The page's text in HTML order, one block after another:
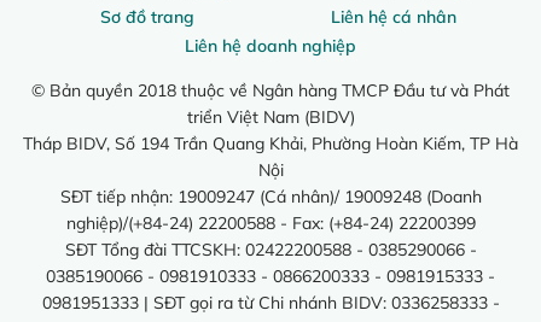
Sơ đồ trang
Liên hệ cá nhân
Liên hệ doanh nghiệp
© Bản quyền 2018 thuộc về Ngân hàng TMCP Đầu tư và Phát
triển Việt Nam (BIDV)
Tháp BIDV, Số 194 Trần Quang Khải, Phường Hoàn Kiếm, TP Hà
Nội
SĐT tiếp nhận: 19009247 (Cá nhân)/ 19009248 (Doanh
nghiệp)/(+84-24) 22200588 - Fax: (+84-24) 22200399
SĐT Tổng đài TTCSKH: 02422200588 - 0385290066 -
0385190066 - 0981910333 - 0866200333 - 0981915333 -
0981951333 | SĐT gọi ra từ Chi nhánh BIDV: 0336258333 -